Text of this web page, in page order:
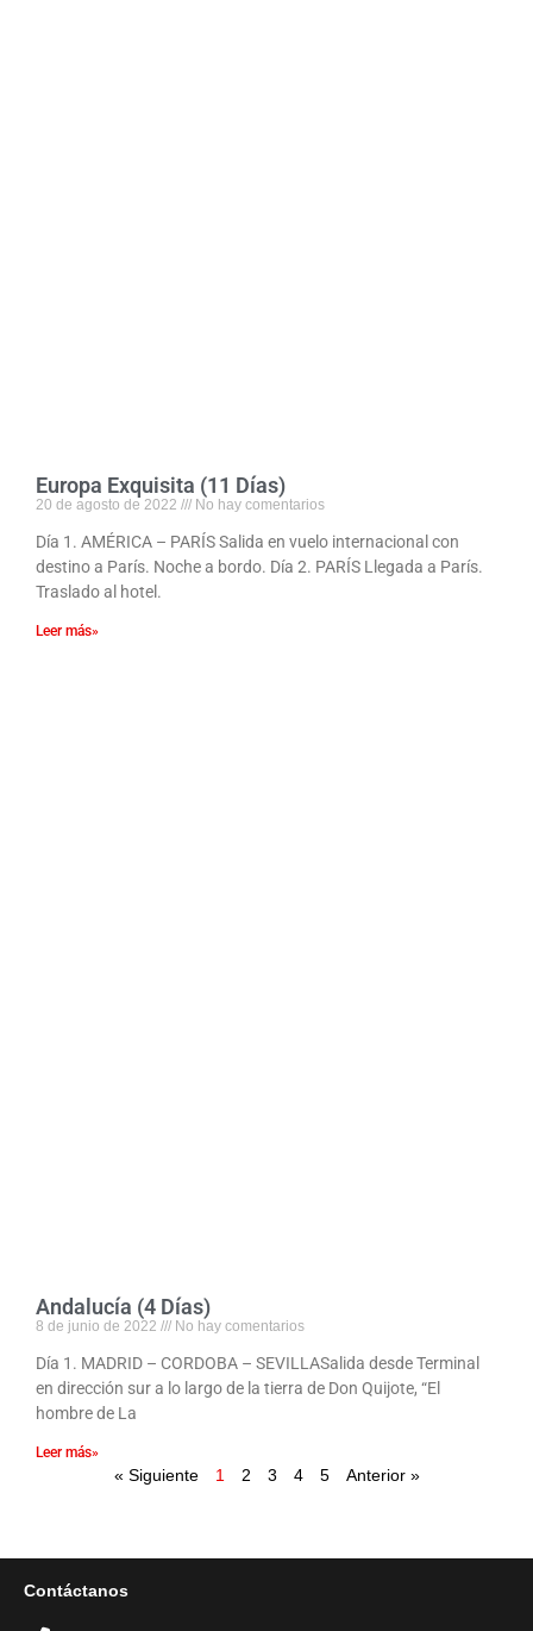
Europa Exquisita (11 Días)
20 de agosto de 2022 No hay comentarios
Día 1. AMÉRICA – PARÍS Salida en vuelo internacional con
destino a París. Noche a bordo. Día 2. PARÍS Llegada a París.
Traslado al hotel.
Leer más»
Andalucía (4 Días)
8 de junio de 2022 No hay comentarios
Día 1. MADRID – CORDOBA – SEVILLASalida desde Terminal
en dirección sur a lo largo de la tierra de Don Quijote, “El
hombre de La
Leer más»
« Siguiente 1 2 3 4 5 Anterior »
Contáctanos